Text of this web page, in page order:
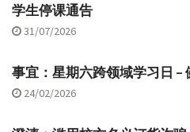
学生停课通告
31/07/2026
事宜：星期六跨领域学习日 –
24/02/2026